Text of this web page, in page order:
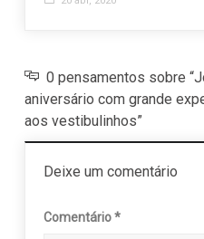
0 pensamentos sobre
aniversário com grande
aos vestibulinhos”
Deixe um comentário
Comentário*